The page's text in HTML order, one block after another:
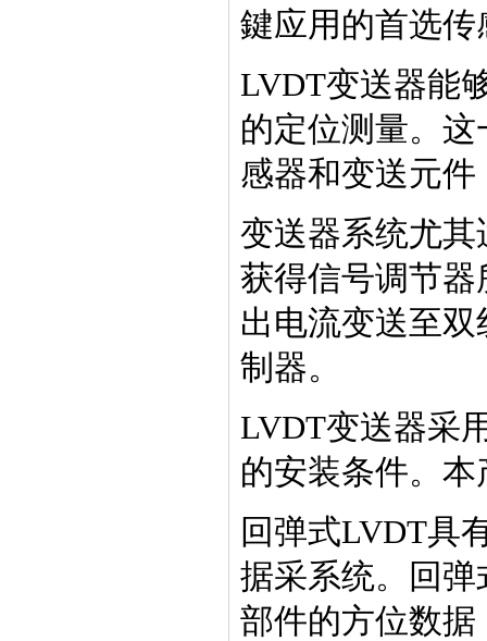
鍵应用的首选传
LVDT变送器能
的定位测量。
感器和变送元
变送器系统尤
获得信号调节
出电流变送至
制器。
LVDT变送器采
的安装条件。
回弹式LVDT具
据采系统。回
部件的方位数